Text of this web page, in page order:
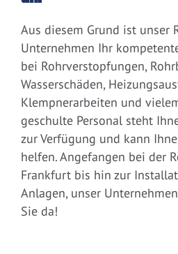
Aus diesem Grund ist unser
Unternehmen Ihr
bei Rohrverstopfungen,
Wasserschäden,
Klempnerarbeiten und
geschulte Personal steht
zur Verfügung und kann
helfen. Angefangen bei der
Frankfurt bis hin zur
Anlagen, unser
Sie da!